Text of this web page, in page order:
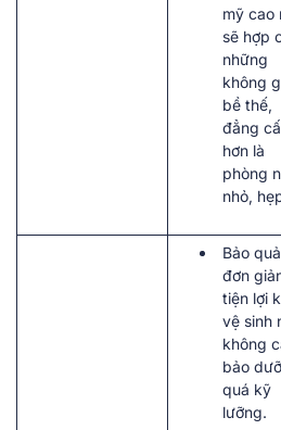
mỹ cao
sẽ hợp
những
không
bề thế,
đẳng
hơn là
phòng
nhỏ,
Bảo
đơn
tiện lợi
vệ sinh
không
bảo
quá kỹ
lưỡng.